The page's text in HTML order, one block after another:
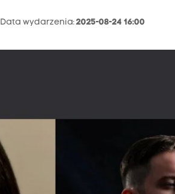
Data wydarzenia:2025-08-24 16:00